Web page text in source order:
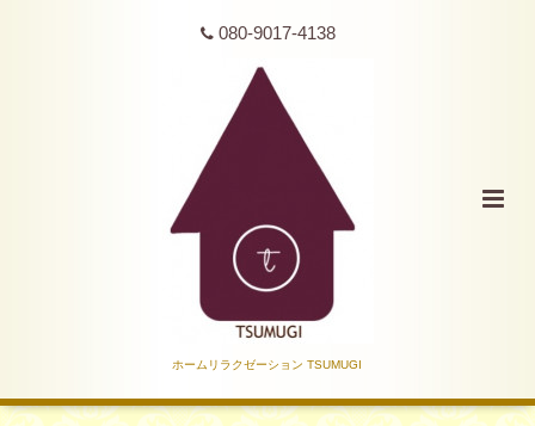
080-9017-4138
ホームリラクゼーション TSUMUGI